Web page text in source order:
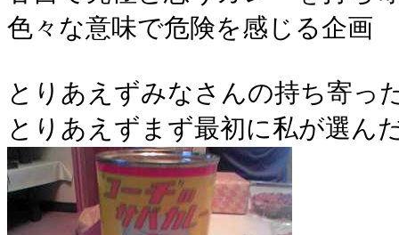
色々な意味で危険を感じる企画
とりあえずみなさんの持ち寄っ
とりあえずまず最初に私が選ん